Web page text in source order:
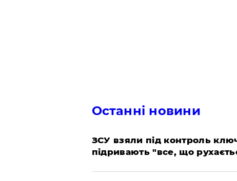
Останні новини
ЗСУ взяли під контроль
підривають "все, що